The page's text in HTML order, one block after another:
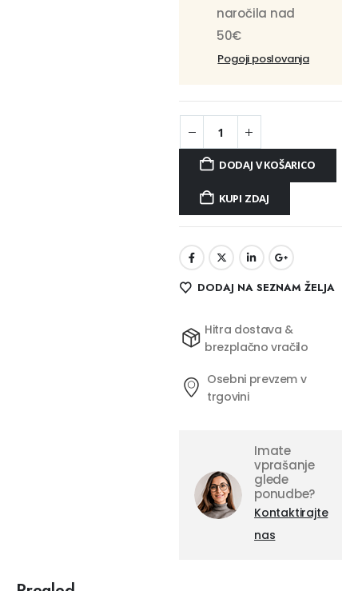
naročila nad
50€
Pogoji poslovanja
DODAJ V KOŠARICO
KUPI ZDAJ
DODAJ NA SEZNAM ŽELJA
Hitra dostava &
brezplačno vračilo
Osebni prevzem v
trgovini
Imate
vprašanje
glede
ponudbe?
Kontaktirajte
nas